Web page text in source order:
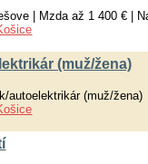
| Mzda až 1 400 € |
(muž/žena)
autoelektrikár (muž/žena)